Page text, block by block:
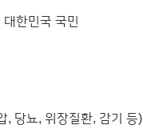
한민국 국민
, 당뇨, 위장질환, 감기 등)